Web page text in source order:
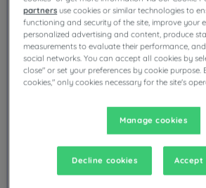
siège social est situé 1 Place
92800 Puteaux – France, en
responsable de traitement.
Sachez qu’une large
dans lesquels vous allez
n’appartiennent pas à
GROUP. Ils sont exploités, en
franchisé/managé d’une de
par une entité autonome et
C’est pourquoi, lorsque vous
partners use cookies or similar technologies to
functioning and security of the site, improve your
personalized advertising and content, produce
measurements to evaluate their performance,
social networks. You can accept all cookies by
close" or set your preferences by cookie purpose.
cookies," only cookies necessary for the site's
Manage cookies
Decline cookies Accept